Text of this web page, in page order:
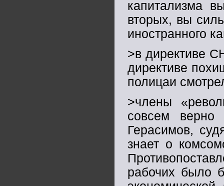
капитализма
вторых, вы
иностранного
>в директиве
директиве
полицаи
>члены
совсем верно
Герасимов,
знает о
рабочих было